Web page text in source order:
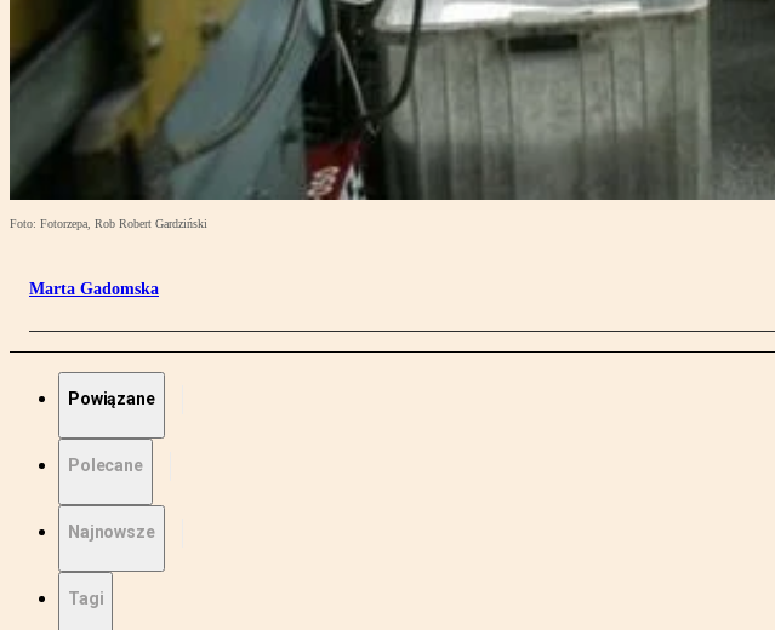
Foto: Fotorzepa, Rob Robert Gardziński
Marta Gadomska
Powiązane
Polecane
Najnowsze
Tagi